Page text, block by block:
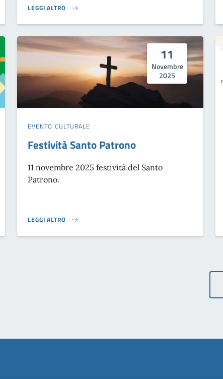
LEGGI ALTRO
UN NATALE DA SFOGLIARE}
11
Novembre
2025
EVENTO CULTURALE
Festività Santo Patrono
11 novembre 2025 festività del Santo
Patrono.
LEGGI ALTRO
FESTIVITÀ SANTO PATRONO}